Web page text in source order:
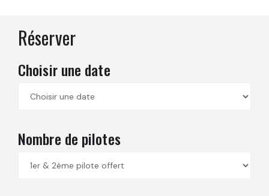
Réserver
Choisir une date
Nombre de pilotes